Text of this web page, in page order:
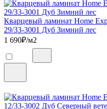
Кварцевый ламинат Home
29/33-3001 Дуб Зимний лес
1 690₽/м2